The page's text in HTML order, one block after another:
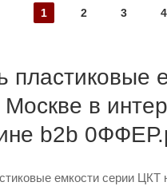
1 2 3 4
пластиковые
в
b2b
емкости серии ЦКТ